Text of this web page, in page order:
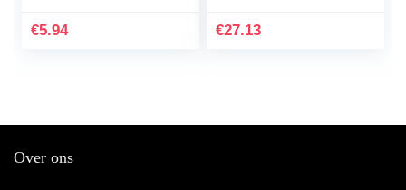
handschoen –
€5.94 €27.13
Over ons